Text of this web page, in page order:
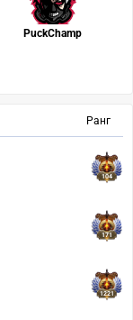
Ранг
104
171
1221
PuckChamp